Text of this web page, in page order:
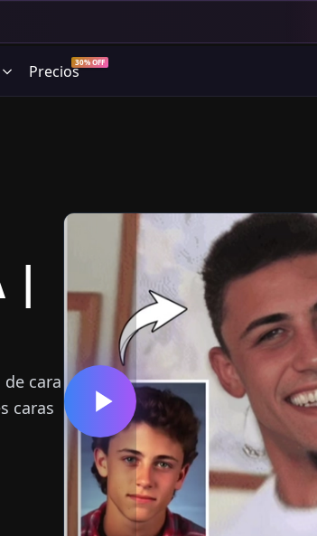
Precios30% OFF
|
cara
caras